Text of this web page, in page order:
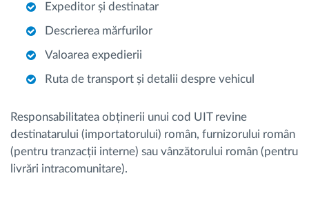
Expeditor și destinatar
Descrierea mărfurilor
Valoarea expedierii
Ruta de transport și detalii despre vehicul
Responsabilitatea obținerii unui cod UIT revine
destinatarului (importatorului) român, furnizorului român
(pentru tranzacții interne) sau vânzătorului român (pentru
livrări intracomunitare).